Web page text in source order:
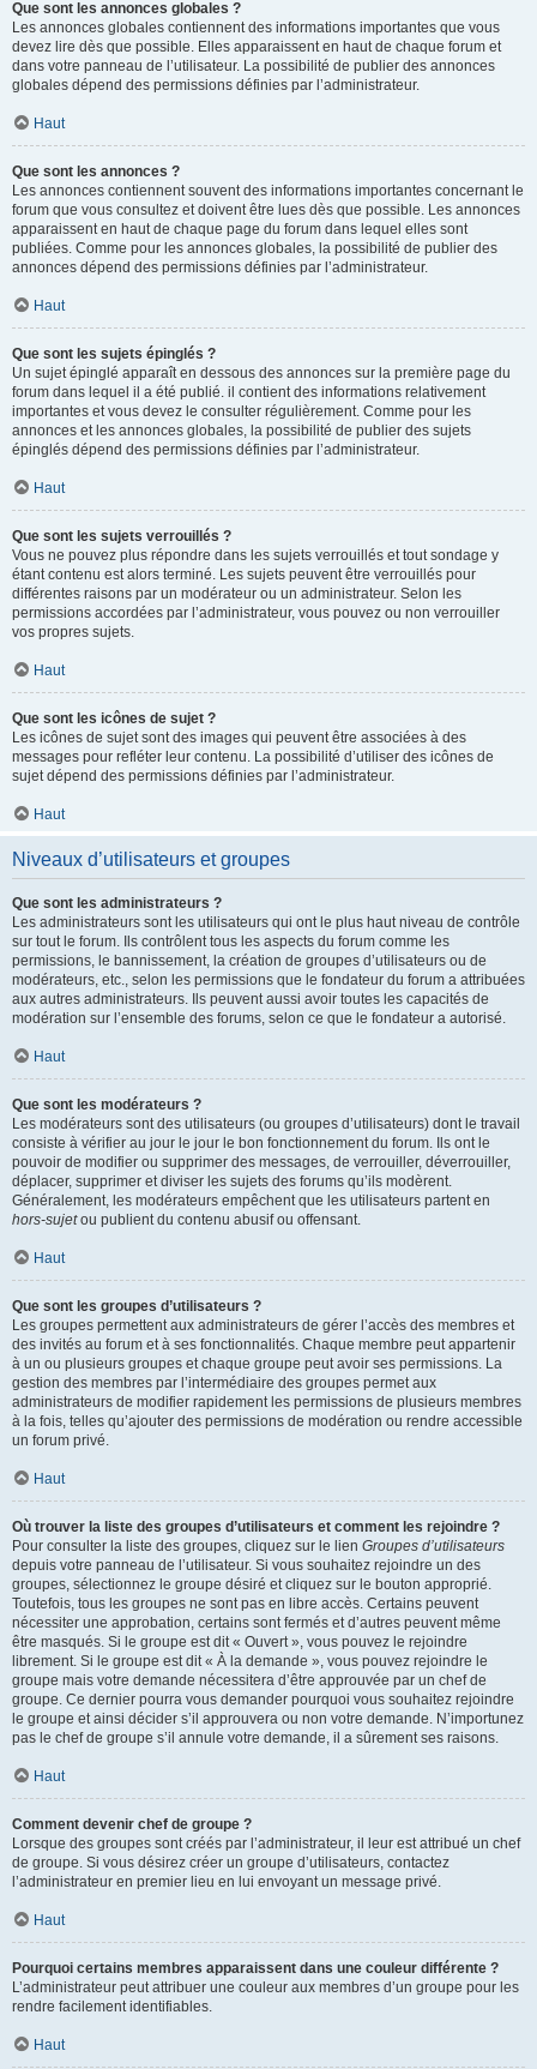
Que sont les annonces globales ?
Les annonces globales contiennent des informations importantes que vous
devez lire dès que possible. Elles apparaissent en haut de chaque forum et
dans votre panneau de l’utilisateur. La possibilité de publier des annonces
globales dépend des permissions définies par l’administrateur.
Haut
Que sont les annonces ?
Les annonces contiennent souvent des informations importantes concernant le
forum que vous consultez et doivent être lues dès que possible. Les annonces
apparaissent en haut de chaque page du forum dans lequel elles sont
publiées. Comme pour les annonces globales, la possibilité de publier des
annonces dépend des permissions définies par l’administrateur.
Haut
Que sont les sujets épinglés ?
Un sujet épinglé apparaît en dessous des annonces sur la première page du
forum dans lequel il a été publié. il contient des informations relativement
importantes et vous devez le consulter régulièrement. Comme pour les
annonces et les annonces globales, la possibilité de publier des sujets
épinglés dépend des permissions définies par l’administrateur.
Haut
Que sont les sujets verrouillés ?
Vous ne pouvez plus répondre dans les sujets verrouillés et tout sondage y
étant contenu est alors terminé. Les sujets peuvent être verrouillés pour
différentes raisons par un modérateur ou un administrateur. Selon les
permissions accordées par l’administrateur, vous pouvez ou non verrouiller
vos propres sujets.
Haut
Que sont les icônes de sujet ?
Les icônes de sujet sont des images qui peuvent être associées à des
messages pour refléter leur contenu. La possibilité d’utiliser des icônes de
sujet dépend des permissions définies par l’administrateur.
Haut
Niveaux d’utilisateurs et groupes
Que sont les administrateurs ?
Les administrateurs sont les utilisateurs qui ont le plus haut niveau de contrôle
sur tout le forum. Ils contrôlent tous les aspects du forum comme les
permissions, le bannissement, la création de groupes d’utilisateurs ou de
modérateurs, etc., selon les permissions que le fondateur du forum a attribuées
aux autres administrateurs. Ils peuvent aussi avoir toutes les capacités de
modération sur l’ensemble des forums, selon ce que le fondateur a autorisé.
Haut
Que sont les modérateurs ?
Les modérateurs sont des utilisateurs (ou groupes d’utilisateurs) dont le travail
consiste à vérifier au jour le jour le bon fonctionnement du forum. Ils ont le
pouvoir de modifier ou supprimer des messages, de verrouiller, déverrouiller,
déplacer, supprimer et diviser les sujets des forums qu’ils modèrent.
Généralement, les modérateurs empêchent que les utilisateurs partent en
hors-sujetou publient du contenu abusif ou offensant.
Haut
Que sont les groupes d’utilisateurs ?
Les groupes permettent aux administrateurs de gérer l’accès des membres et
des invités au forum et à ses fonctionnalités. Chaque membre peut appartenir
à un ou plusieurs groupes et chaque groupe peut avoir ses permissions. La
gestion des membres par l’intermédiaire des groupes permet aux
administrateurs de modifier rapidement les permissions de plusieurs membres
à la fois, telles qu’ajouter des permissions de modération ou rendre accessible
un forum privé.
Haut
Où trouver la liste des groupes d’utilisateurs et comment les rejoindre ?
Pour consulter la liste des groupes, cliquez sur le lien Groupes d’utilisateurs
depuis votre panneau de l’utilisateur. Si vous souhaitez rejoindre un des
groupes, sélectionnez le groupe désiré et cliquez sur le bouton approprié.
Toutefois, tous les groupes ne sont pas en libre accès. Certains peuvent
nécessiter une approbation, certains sont fermés et d’autres peuvent même
être masqués. Si le groupe est dit « Ouvert », vous pouvez le rejoindre
librement. Si le groupe est dit « À la demande », vous pouvez rejoindre le
groupe mais votre demande nécessitera d’être approuvée par un chef de
groupe. Ce dernier pourra vous demander pourquoi vous souhaitez rejoindre
le groupe et ainsi décider s’il approuvera ou non votre demande. N’importunez
pas le chef de groupe s’il annule votre demande, il a sûrement ses raisons.
Haut
Comment devenir chef de groupe ?
Lorsque des groupes sont créés par l’administrateur, il leur est attribué un chef
de groupe. Si vous désirez créer un groupe d’utilisateurs, contactez
l’administrateur en premier lieu en lui envoyant un message privé.
Haut
Pourquoi certains membres apparaissent dans une couleur différente ?
L’administrateur peut attribuer une couleur aux membres d’un groupe pour les
rendre facilement identifiables.
Haut